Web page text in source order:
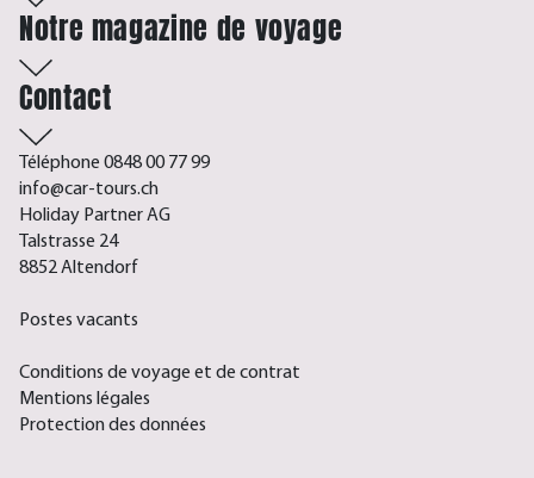
Notre magazine de voyage
Contact
Téléphone 0848 00 77 99
info@car-tours.ch
Holiday Partner AG
Talstrasse 24
8852 Altendorf
Postes vacants
Conditions de voyage et de contrat
Mentions légales
Protection des données